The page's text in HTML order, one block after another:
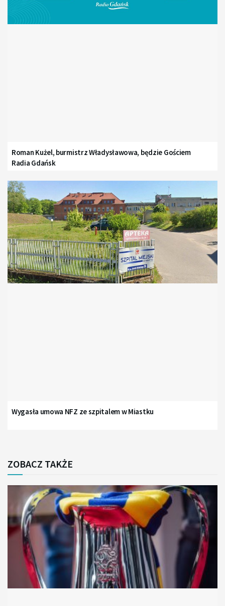
Roman Kużel, burmistrz Władysławowa, będzie Gościem
Radia Gdańsk
Wygasła umowa NFZ ze szpitalem w Miastku
ZOBACZ TAKŻE